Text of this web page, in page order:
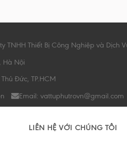
TNHH Thiết Bị Công Nghiệp và Dịch
Hà Nội
Đức, TP.HCM
Email: vattuphutrovn@gmail.com
LIÊN HỆ VỚI CHÚNG TÔI